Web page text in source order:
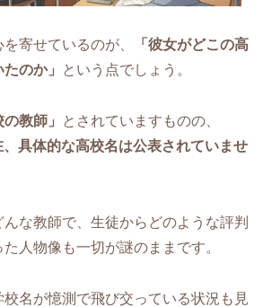
寄せているのが、
「彼女がどこの高
のか」
という点でしょう。
の教師」
とされていますものの、
具体的な高校名は公表されていませ
な教師で、生徒からどのような評判
人物像も一切が謎のままです。
名が憶測で飛び交っている状況も見